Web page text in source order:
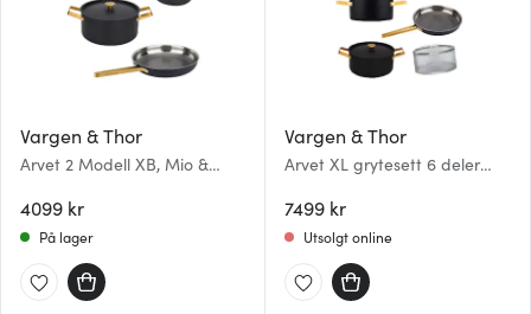
Vargen & Thor
Arvet 2 Modell XB, Mio &
28 cm svart/messing
4099 kr
På lager
Vargen & Thor
Arvet XL grytesett 6 deler
7499 kr
Utsolgt online